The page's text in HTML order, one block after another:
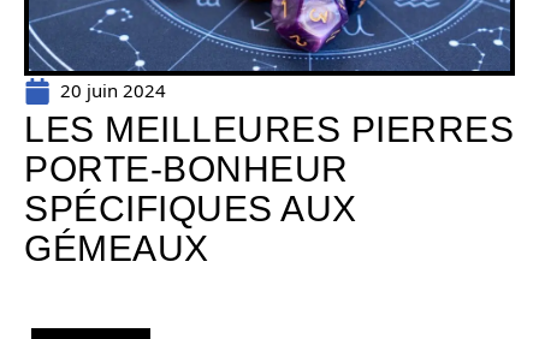
20 juin 2024
LES MEILLEURES PIERRES
PORTE-BONHEUR
SPÉCIFIQUES AUX
GÉMEAUX